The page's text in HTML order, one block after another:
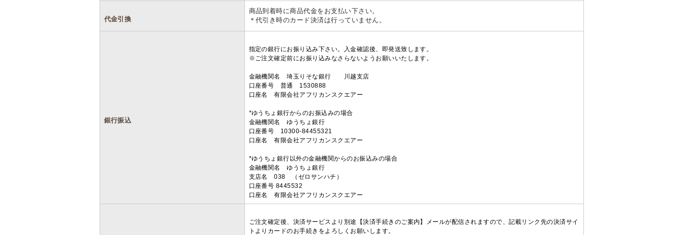
代金引換
商品到着時に商品代金をお支払い下さい。
＊代引き時のカード決済は行っていません。
銀行振込
指定の銀行にお振り込み下さい。入金確認後、即発送致します。
※ご注文確定前にお振り込みなさらないようお願いいたします。
金融機関名 埼玉りそな銀行 川越支店
口座番号 普通 1530888
口座名 有限会社アフリカンスクエアー
*ゆうちょ銀行からのお振込みの場合
金融機関名 ゆうちょ銀行
口座番号 10300-84455321
口座名 有限会社アフリカンスクエアー
*ゆうちょ銀行以外の金融機関からのお振込みの場合
金融機関名 ゆうちょ銀行
支店名 038 （ゼロサンハチ）
口座番号 8445532
口座名 有限会社アフリカンスクエアー
ご注文確定後、決済サービスより別途【決済手続きのご案内】メールが配信されますので、記載リンク先の決済サイ
トよりカードのお手続きをよろしくお願いします。